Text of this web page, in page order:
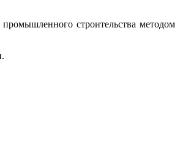
строительства методом